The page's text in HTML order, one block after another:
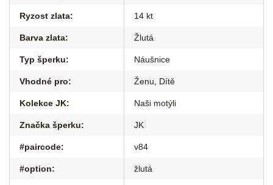
Ryzost zlata: 14 kt
Barva zlata: Žlutá
Typ šperku: Náušnice
Vhodné pro: Ženu Dítě
Kolekce JK: Naši motýli
Značka šperku: JK
#paircode: v84
#option: žlutá